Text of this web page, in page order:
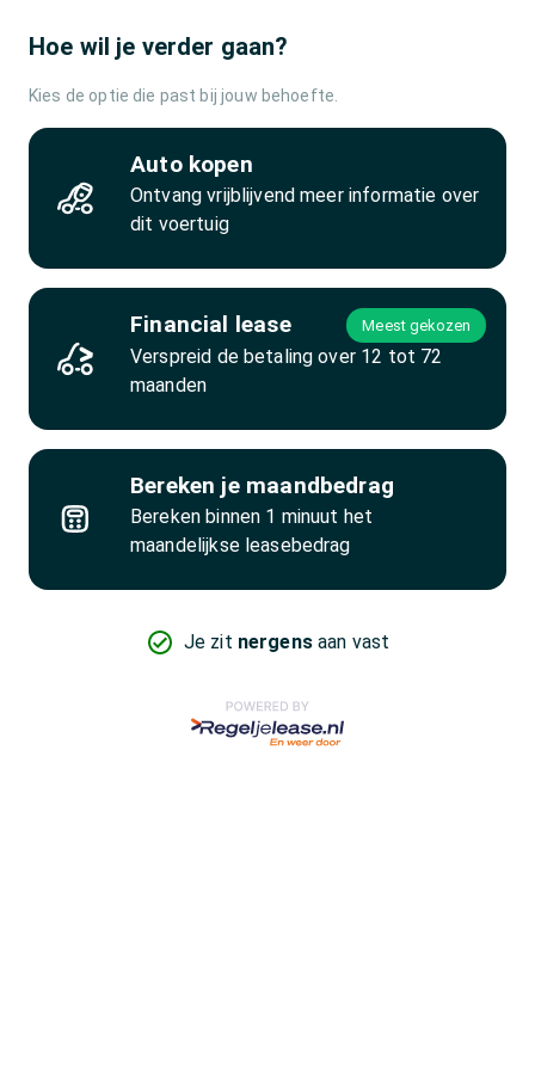
Hoe wil je verder gaan?
Kies de optie die past bij jouw behoefte.
Auto kopen
Ontvang vrijblijvend meer informatie over
dit voertuig
Financial lease Meest gekozen
Verspreid de betaling over 12 tot 72
maanden
Bereken je maandbedrag
Bereken binnen 1 minuut het
maandelijkse leasebedrag
Je zit nergensaan vast